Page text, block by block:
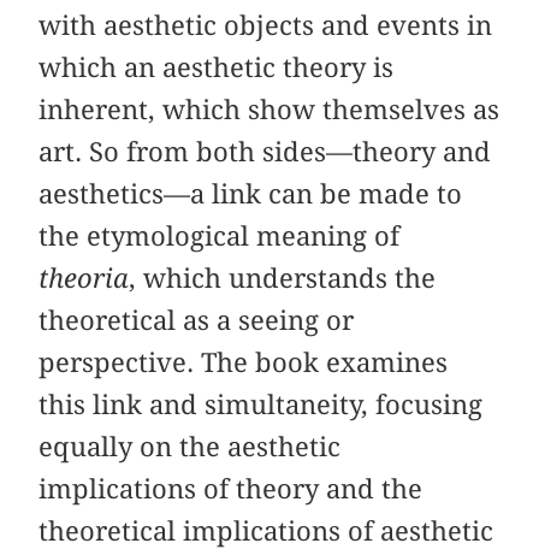
with aesthetic objects and events in
which an aesthetic theory is
inherent, which show themselves as
art. So from both sides—theory and
aesthetics—a link can be made to
the etymological meaning of
theoria, which understands the
theoretical as a seeing or
perspective. The book examines
this link and simultaneity, focusing
equally on the aesthetic
implications of theory and the
theoretical implications of aesthetic